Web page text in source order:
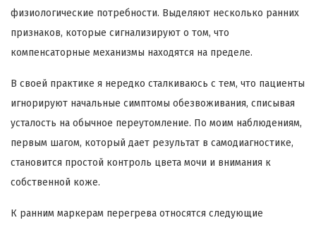
физиологические потребности. Выделяют несколько ранних
признаков, которые сигнализируют о том, что
компенсаторные механизмы находятся на пределе.
В своей практике я нередко сталкиваюсь с тем, что пациенты
игнорируют начальные симптомы обезвоживания, списывая
усталость на обычное переутомление. По моим наблюдениям,
первым шагом, который дает результат в самодиагностике,
становится простой контроль цвета мочи и внимания к
собственной коже.
К ранним маркерам перегрева относятся следующие